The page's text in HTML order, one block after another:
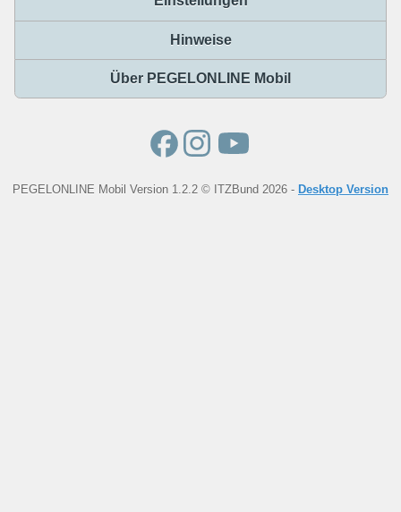
Hinweise
Über PEGELONLINE Mobil
PEGELONLINE Mobil Version 1.2.2 © ITZBund 2026 - Desktop Version